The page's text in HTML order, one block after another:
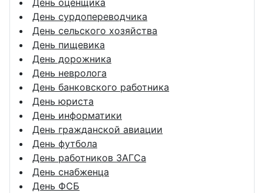
День оценщика
День сурдопереводчика
День сельского хозяйства
День пищевика
День дорожника
День невролога
День банковского работника
День юриста
День информатики
День гражданской авиации
День футбола
День работников ЗАГСа
День снабженца
День ФСБ